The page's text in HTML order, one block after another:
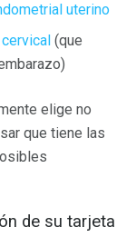
uterino
(que
elige no
que tiene las
de su tarjeta